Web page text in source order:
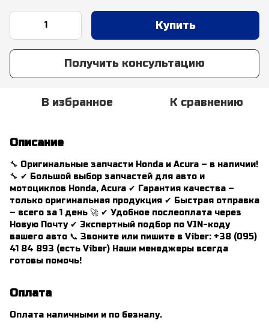
Купить
Получить консультацию
В избранное К сравнению
Описание
🔧 Оригинальные запчасти Honda и Acura – в наличии!
🔧 ✔ Большой выбор запчастей для авто и
мотоциклов Honda, Acura ✔ Гарантия качества –
только оригинальная продукция ✔ Быстрая отправка
– всего за 1 день 🚀 ✔ Удобное послеоплата через
Новую Почту ✔ Экспертный подбор по VIN-коду
вашего авто 📞 Звоните или пишите в Viber: +38 (095)
41 84 893 (есть Viber) Наши менеджеры всегда
готовы помочь!
Оплата
Оплата наличными и по безналу.